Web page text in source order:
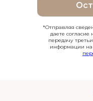
*Отправляя
даете
передачу
информации на